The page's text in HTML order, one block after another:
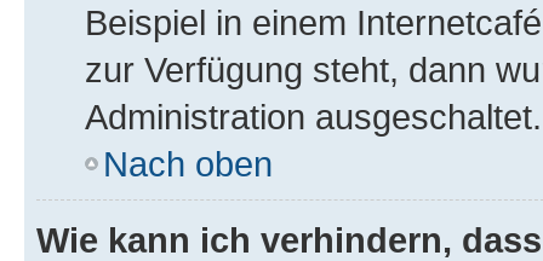
Beispiel in einem
zur Verfügung steht, dann
Administration ausgeschaltet.
Nach oben
Wie kann ich verhindern,